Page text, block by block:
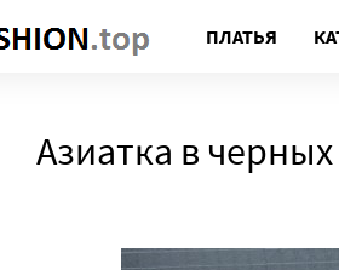
ПЛАТЬЯ
Азиатка в черных